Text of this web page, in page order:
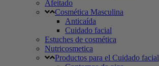
Afeitado
Cosmética Masculina
Anticaída
Cuidado facial
Estuches de cosmética
Nutricosmetica
Productos para el Cuidado facial